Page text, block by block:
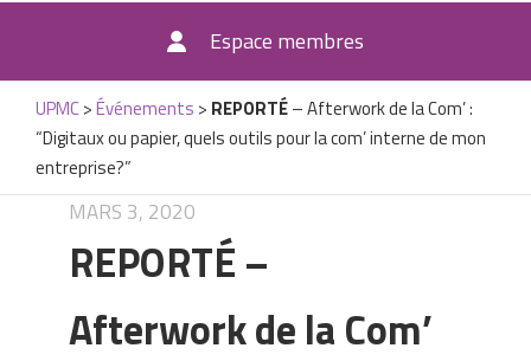
Espace membres
UPMC>Événements > REPORTÉ– Afterwork de la Com’ :
“Digitaux ou papier, quels outils pour la com’ interne de mon
entreprise?”
MARS 3, 2020
REPORTÉ–
Afterwork de la Com’